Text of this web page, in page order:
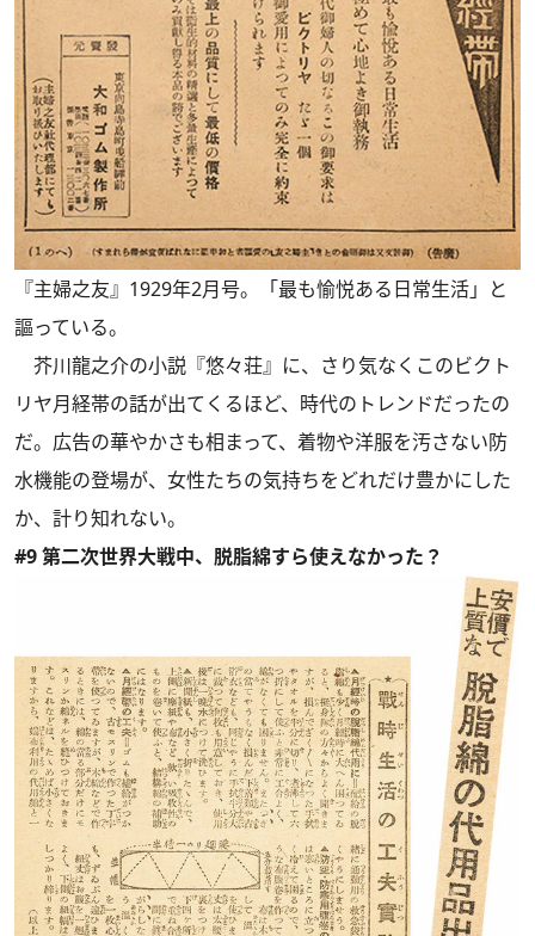
『主婦之友』1929年2月号。「最も愉悦ある日常生活」と
謳っている。
芥川龍之介の小説『悠々荘』に、さり気なくこのビクト
リヤ月経帯の話が出てくるほど、時代のトレンドだったの
だ。広告の華やかさも相まって、着物や洋服を汚さない防
水機能の登場が、女性たちの気持ちをどれだけ豊かにした
か、計り知れない。
#9 第二次世界大戦中、脱脂綿すら使えなかった？